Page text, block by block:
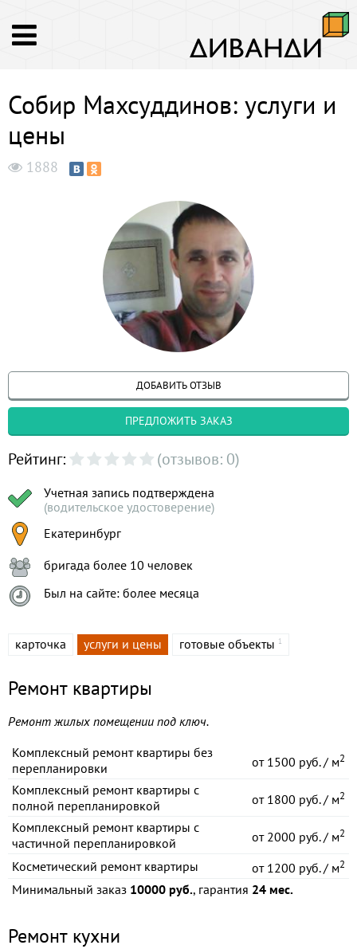
Собир Махсуддинов: услуги и
цены
1888
ДОБАВИТЬ ОТЗЫВ
ПРЕДЛОЖИТЬ ЗАКАЗ
Рейтинг: (отзывов: 0)
Учетная запись подтверждена
(водительское удостоверение)
Екатеринбург
бригада более 10 человек
Был на сайте: более месяца
карточка услуги и цены готовые объекты 1
Ремонт квартиры
Ремонт жилых помещении под ключ.
Комплексный ремонт квартиры без
перепланировки
от1500 руб. / м2
Комплексный ремонт квартиры с
полной перепланировкой
от1800 руб. / м2
Комплексный ремонт квартиры с
частичной перепланировкой
от2000 руб. / м2
Косметический ремонт квартиры от1200 руб. / м2
Минимальный заказ 10000 руб., гарантия 24 мес.
Ремонт кухни